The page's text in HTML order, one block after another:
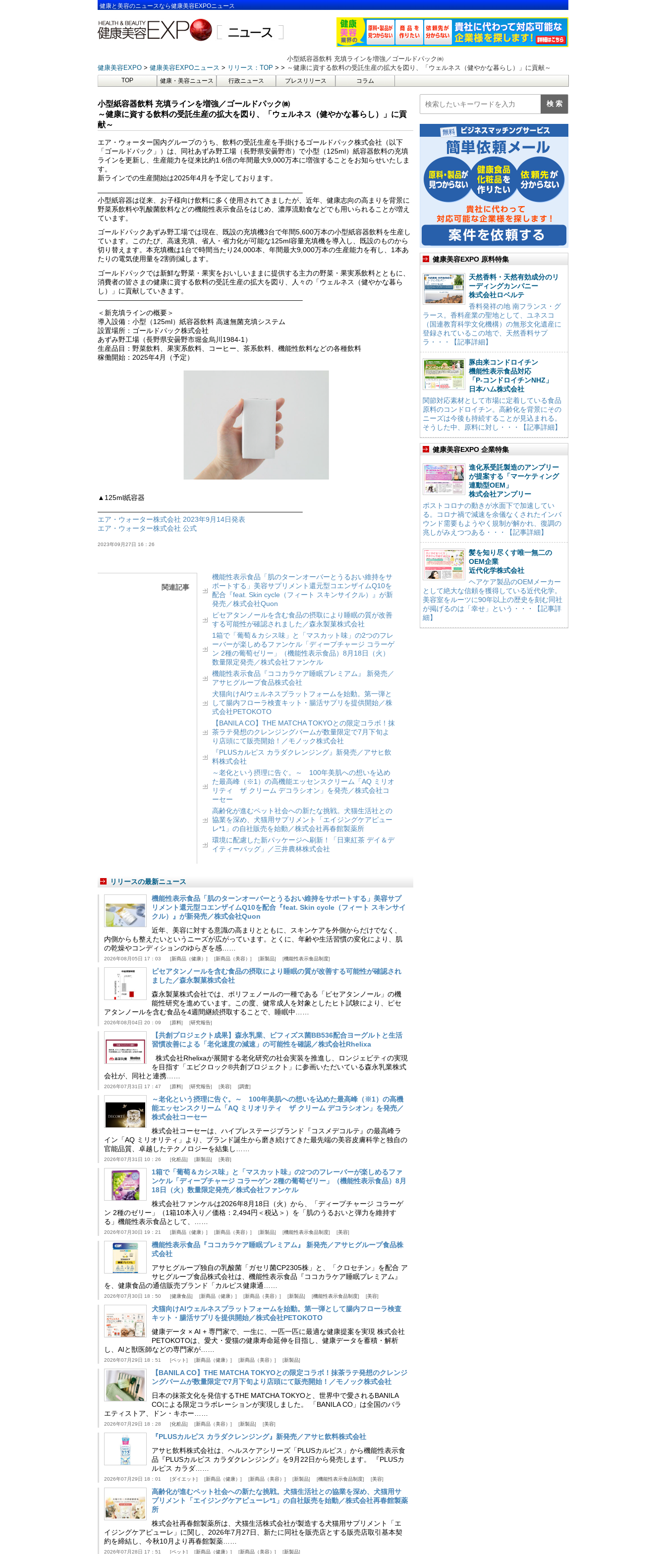
健康と美容のニュースなら健康美容EXPOニュース
健康美容EXPO 健康美容EXPOニュース リリース：TOP
小型紙容器飲料 充填ラインを増強／ゴールドパック㈱
～健康に資する飲料の受託生産の拡大を図り、「ウェルネス（健やかな暮らし）」に貢献～
TOP 健康・美容ニュース 行政ニュース プレスリリース コラム
小型紙容器飲料 充填ラインを増強／ゴールドパック㈱
～健康に資する飲料の受託生産の拡大を図り、「ウェルネス（健やかな暮らし）」に貢
献～
エア・ウォーター国内グループのうち、飲料の受託生産を手掛けるゴールドパック株式会社（以下
「ゴールドパック」）は、同社あずみ野工場（長野県安曇野市）で小型（125ml）紙容器飲料の充填
ラインを更新し、生産能力を従来比約1.6倍の年間最大9,000万本に増強することをお知らせいたしま
す。
新ラインでの生産開始は2025年4月を予定しております。
—————————————————————————————–
小型紙容器は従来、お子様向け飲料に多く使用されてきましたが、近年、健康志向の高まりを背景に
野菜系飲料や乳酸菌飲料などの機能性表示食品をはじめ、濃厚流動食などでも用いられることが増え
ています。
ゴールドパックあずみ野工場では現在、既設の充填機3台で年間5,600万本の小型紙容器飲料を生産し
ています。このたび、高速充填、省人・省力化が可能な125ml容量充填機を導入し、既設のものから
切り替えます。本充填機は1台で時間当たり24,000本、年間最大9,000万本の生産能力を有し、1本あ
たりの電気使用量を2割削減します。
ゴールドパックでは新鮮な野菜・果実をおいしいままに提供する主力の野菜・果実系飲料とともに、
消費者の皆さまの健康に資する飲料の受託生産の拡大を図り、人々の「ウェルネス（健やかな暮ら
し）」に貢献していきます。
—————————————————————————————–
＜新充填ラインの概要＞
導入設備：小型（125ml）紙容器飲料 高速無菌充填システム
設置場所：ゴールドパック株式会社
あずみ野工場（長野県安曇野市堀金烏川1984-1）
生産品目：野菜飲料、果実系飲料、コーヒー、茶系飲料、機能性飲料などの各種飲料
稼働開始：2025年4月（予定）
▲125ml紙容器
—————————————————————————————–
エア・ウォーター株式会社 2023年9月14日発表
エア・ウォーター株式会社 公式
2023年09月27日 16：26
関連記事
機能性表示食品「肌のターンオーバーとうるおい維持をサ
ポートする」美容サプリメント還元型コエンザイムQ10を
配合『feat. Skin cycle（フィート スキンサイクル）』が新
発売／株式会社Quon
ピセアタンノールを含む食品の摂取により睡眠の質が改善
する可能性が確認されました／森永製菓株式会社
1箱で「葡萄＆カシス味」と「マスカット味」の2つのフレ
ーバーが楽しめるファンケル「ディープチャージ コラーゲ
ン 2種の葡萄ゼリー」（機能性表示食品）8月18日（火）
数量限定発売／株式会社ファンケル
機能性表示食品『ココカラケア睡眠プレミアム』 新発売／
アサヒグループ食品株式会社
犬猫向けAIウェルネスプラットフォームを始動。第一弾と
して腸内フローラ検査キット・腸活サプリを提供開始／株
式会社PETOKOTO
【BANILA CO】THE MATCHA TOKYOとの限定コラボ！抹
茶ラテ発想のクレンジングバームが数量限定で7月下旬よ
り店頭にて販売開始！／モノック株式会社
『PLUSカルピス カラダクレンジング』新発売／アサヒ飲
料株式会社
～老化という摂理に告ぐ。～ 100年美肌への想いを込め
た最高峰（※1）の高機能エッセンスクリーム「AQ ミリオ
リティ ザ クリーム デコラシオン」を発売／株式会社コ
ーセー
高齢化が進むペット社会への新たな挑戦。犬猫生活社との
協業を深め、犬猫用サプリメント「エイジングケアピュー
レ*1」の自社販売を始動／株式会社再春館製薬所
環境に配慮した新パッケージへ刷新！「日東紅茶 デイ＆デ
イティーバッグ」／三井農林株式会社
リリースの最新ニュース
機能性表示食品「肌のターンオーバーとうるおい維持をサポートする」美容サプ
リメント還元型コエンザイムQ10を配合『feat. Skin cycle（フィート スキンサイ
クル）』が新発売／株式会社Quon
近年、美容に対する意識の高まりとともに、スキンケアを外側からだけでなく、
内側からも整えたいというニーズが広がっています。とくに、年齢や生活習慣の変化により、肌
の乾燥やコンディションのゆらぎを感……
2026年08月05日 17：03 新商品（健康） 新商品（美容） 新製品 機能性表示食品制度
ピセアタンノールを含む食品の摂取により睡眠の質が改善する可能性が確認され
ました／森永製菓株式会社
森永製菓株式会社では、ポリフェノールの一種である「ピセアタンノール」の機
能性研究を進めています。この度、健常成人を対象としたヒト試験により、ピセ
アタンノールを含む食品を4週間継続摂取することで、睡眠中……
2026年08月04日 20：09 原料 研究報告
【共創プロジェクト成果】森永乳業、ビフィズス菌BB536配合ヨーグルトと生活
習慣改善による「老化速度の減速」の可能性を確認／株式会社Rhelixa
株式会社Rhelixaが展開する老化研究の社会実装を推進し、ロンジェビティの実現
を目指す「エピクロック®共創プロジェクト」に参画いただいている森永乳業株式
会社が、同社と連携……
2026年07月31日 17：47 原料 研究報告 美容 調査
～老化という摂理に告ぐ。～ 100年美肌への想いを込めた最高峰（※1）の高機
能エッセンスクリーム「AQ ミリオリティ ザ クリーム デコラシオン」を発売／
株式会社コーセー
株式会社コーセーは、ハイプレステージブランド『コスメデコルテ』の最高峰ラ
イン「AQ ミリオリティ」より、ブランド誕生から磨き続けてきた最先端の美容皮膚科学と独自の
官能品質、卓越したテクノロジーを結集し……
2026年07月31日 10：26 化粧品 新製品 美容
1箱で「葡萄＆カシス味」と「マスカット味」の2つのフレーバーが楽しめるファ
ンケル「ディープチャージ コラーゲン 2種の葡萄ゼリー」（機能性表示食品）8月
18日（火）数量限定発売／株式会社ファンケル
株式会社ファンケルは2026年8月18日（火）から、「ディープチャージ コラーゲ
ン 2種のゼリー」（1箱10本入り／価格：2,494円＜税込＞）を「肌のうるおいと弾力を維持す
る」機能性表示食品として、……
2026年07月30日 19：21 新商品（健康） 新商品（美容） 新製品 機能性表示食品制度 美容
機能性表示食品『ココカラケア睡眠プレミアム』 新発売／アサヒグループ食品株
式会社
アサヒグループ独自の乳酸菌「ガセリ菌CP2305株」と、「クロセチン」を配合 ア
サヒグループ食品株式会社は、機能性表示食品『ココカラケア睡眠プレミアム』
を、健康食品の通信販売ブランド「カルピス健康通……
2026年07月30日 18：50 健康食品 新商品（健康） 新商品（美容） 新製品 機能性表示食品制度 美容
犬猫向けAIウェルネスプラットフォームを始動。第一弾として腸内フローラ検査
キット・腸活サプリを提供開始／株式会社PETOKOTO
健康データ × AI + 専門家で、一生に、一匹一匹に最適な健康提案を実現 株式会社
PETOKOTOは、愛犬・愛猫の健康寿命延伸を目指し、健康データを蓄積・解析
し、AIと獣医師などの専門家が……
2026年07月29日 18：51 ペット 新商品（健康） 新商品（美容） 新製品
【BANILA CO】THE MATCHA TOKYOとの限定コラボ！抹茶ラテ発想のクレンジ
ングバームが数量限定で7月下旬より店頭にて販売開始！／モノック株式会社
日本の抹茶文化を発信するTHE MATCHA TOKYOと、世界中で愛されるBANILA
COによる限定コラボレーションが実現しました。 「BANILA CO」は全国のバラ
エティストア、ドン・キホー……
2026年07月29日 18：28 化粧品 新商品（美容） 新製品 美容
『PLUSカルピス カラダクレンジング』新発売／アサヒ飲料株式会社
アサヒ飲料株式会社は、ヘルスケアシリーズ「PLUSカルピス」から機能性表示食
品『PLUSカルピス カラダクレンジング』を9月22日から発売します。 『PLUSカ
ルピス カラダ……
2026年07月29日 18：01 ダイエット 新商品（健康） 新商品（美容） 新製品 機能性表示食品制度 美容
高齢化が進むペット社会への新たな挑戦。犬猫生活社との協業を深め、犬猫用サ
プリメント「エイジングケアピューレ*1」の自社販売を始動／株式会社再春館製薬
所
株式会社再春館製薬所は、犬猫生活株式会社が製造する犬猫用サプリメント「エ
イジングケアピューレ」に関し、2026年7月27日、新たに同社を販売店とする販売店取引基本契
約を締結し、今秋10月より再春館製薬……
2026年07月28日 17：51 ペット 新商品（健康） 新商品（美容） 新製品
健康美容EXPO 原料特集
天然香料・天然有効成分のリ
ーディングカンパニー
株式会社ロベルテ
香料発祥の地 南フランス・グ
ラース。香料産業の聖地として、ユネスコ
（国連教育科学文化機構）の無形文化遺産に
登録されているこの地で、天然香料サプ
ラ・・・【記事詳細】
豚由来コンドロイチン
機能性表示食品対応
「P-コンドロイチンNHZ」
日本ハム株式会社
関節対応素材として市場に定着している食品
原料のコンドロイチン。高齢化を背景にその
ニーズは今後も持続することが見込まれる。
そうした中、原料に対し・・・【記事詳細】
健康美容EXPO 企業特集
進化系受託製造のアンプリー
が提案する「マーケティング
連動型OEM」
株式会社アンプリー
ポストコロナの動きが水面下で加速してい
る。コロナ禍で減速を余儀なくされたインバ
ウンド需要もようやく規制が解かれ、復調の
兆しがみえつつある・・・【記事詳細】
髪を知り尽くす唯一無二の
OEM企業
近代化学株式会社
ヘアケア製品のOEMメーカー
として絶大な信頼を獲得している近代化学。
美容室をルーツに90年以上の歴史を刻む同社
が掲げるのは「幸せ」という・・・【記事詳
細】